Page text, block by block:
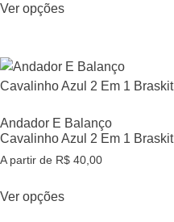
Ver opções
Andador E Balanço
Cavalinho Azul 2 Em 1 Braskit
A partir de R$ 40,00
Ver opções